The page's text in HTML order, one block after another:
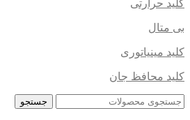
کلید حرارتی
بی متال
کلید مینیاتوری
کلید محافظ جان
جستجو